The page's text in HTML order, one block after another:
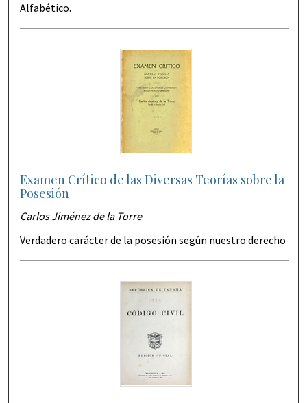
Alfabético.
Examen Crítico de las Diversas Teorías sobre la
Posesión
Carlos Jiménez de la Torre
Verdadero carácter de la posesión según nuestro derecho